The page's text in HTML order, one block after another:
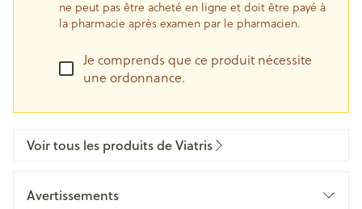
ne peut pas être acheté en ligne et doit être payé à
la pharmacie après examen par le pharmacien.
Je comprends que ce produit nécessite
une ordonnance.
Voir tous les produits de Viatris
Avertissements